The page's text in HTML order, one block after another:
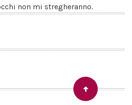
non mi stregheranno.